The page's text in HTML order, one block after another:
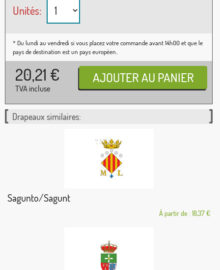
Unités:
* Du lundi au vendredi si vous placez votre commande avant 14h00 et que le
pays de destination est un pays européen..
20,21 €
TVA incluse
Drapeaux similaires:
Sagunto/Sagunt
À partir de : 18,37 €